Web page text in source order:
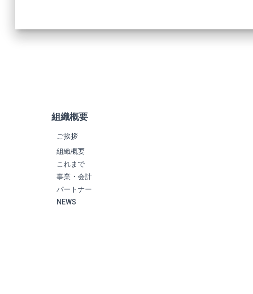
組織概要
ご挨拶
組織概要
これまで
事業・会計
パートナー
NEWS